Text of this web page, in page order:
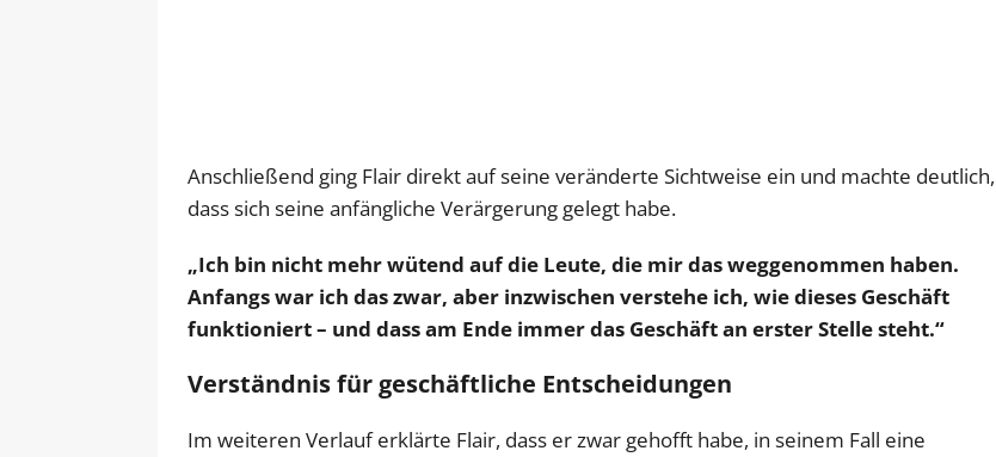
Anschließend ging Flair direkt auf seine veränderte Sichtweise ein und machte deutlich,
dass sich seine anfängliche Verärgerung gelegt habe.
„Ich bin nicht mehr wütend auf die Leute, die mir das weggenommen haben.
Anfangs war ich das zwar, aber inzwischen verstehe ich, wie dieses Geschäft
funktioniert – und dass am Ende immer das Geschäft an erster Stelle steht.“
Verständnis für geschäftliche Entscheidungen
Im weiteren Verlauf erklärte Flair, dass er zwar gehofft habe, in seinem Fall eine